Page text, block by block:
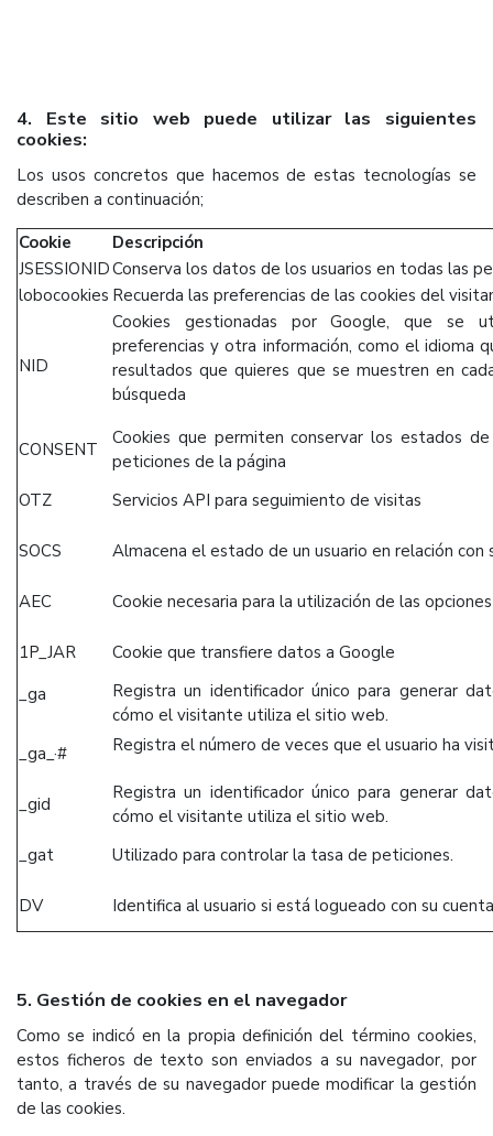
4. Este sitio web puede utilizar las siguientes
cookies:
Los usos concretos que hacemos de estas tecnologías se
describen a continuación;
Cookie
Descripción
JSESSIONIDConserva los datos de los usuarios en todas las
lobocookies Recuerda las preferencias de las cookies del
NID
Cookies gestionadas por Google, que se
preferencias y otra información, como el idioma
resultados que quieres que se muestren en
búsqueda
CONSENT
Cookies que permiten conservar los estados
peticiones de la página
OTZ
Servicios API para seguimiento de visitas
SOCS Almacena el estado de un usuario en relación con
AEC Cookie necesaria para la utilización de las
1P_JAR
Cookie que transfiere datos a Google
_ga
Registra un identificador único para generar
cómo el visitante utiliza el sitio web.
_ga_·#
Registra el número de veces que el usuario ha
_gid
Registra un identificador único para generar
cómo el visitante utiliza el sitio web.
_gat
Utilizado para controlar la tasa de peticiones.
DV Identifica al usuario si está logueado con su
5. Gestión de cookies en el navegador
Como se indicó en la propia definición del término cookies,
estos ficheros de texto son enviados a su navegador, por
tanto, a través de su navegador puede modificar la gestión
de las cookies.